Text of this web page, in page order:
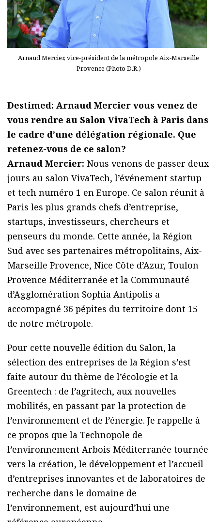
Arnaud Mercier, vice-président de la métropole Aix-Marseille
Provence (Photo D.R.)
Destimed: Arnaud Mercier vous venez de
vous rendre au Salon VivaTech à Paris dans
le cadre d’une délégation régionale. Que
retenez-vous de ce salon?
Arnaud Mercier: Nous venons de passer deux
jours au salon VivaTech, l’événement startup
et tech numéro 1 en Europe. Ce salon réunit à
Paris les plus grands chefs d’entreprise,
startups, investisseurs, chercheurs et
penseurs du monde. Cette année, la Région
Sud avec ses partenaires métropolitains, Aix-
Marseille Provence, Nice Côte d’Azur, Toulon
Provence Méditerranée et la Communauté
d’Agglomération Sophia Antipolis a
accompagné 36 pépites du territoire dont 15
de notre métropole.
Pour cette nouvelle édition du Salon, la
sélection des entreprises de la Région s’est
faite autour du thème de l’écologie et la
Greentech : de l’agritech, aux nouvelles
mobilités, en passant par la protection de
l’environnement et de l’énergie. Je rappelle à
ce propos que la Technopole de
l’environnement Arbois Méditerranée tournée
vers la création, le développement et l’accueil
d’entreprises innovantes et de laboratoires de
recherche dans le domaine de
l’environnement, est aujourd’hui une